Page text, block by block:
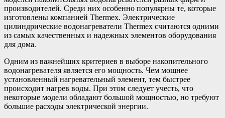
производителей. Среди них особенно популярны те, которые
изготовлены компанией Thermex. Электрические
цилиндрические водонагреватели Thermex считаются одними
из самых качественных и надежных элементов оборудования
для дома.
Одним из важнейших критериев в выборе накопительного
водонагревателя является его мощность. Чем мощнее
установленный нагревательный элемент, тем быстрее
происходит нагрев воды. При этом следует учесть, что
некоторые модели обладают большой мощностью, но требуют
большие расходы электрической энергии.